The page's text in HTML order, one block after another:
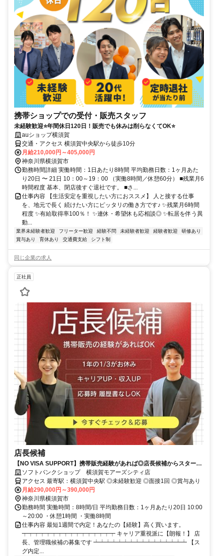
携帯ショップでの受付・販売スタッフ
未経験歓迎⭐年間休日120日！販売でも休みは削らなくてOK⭐
auショップ横須賀
交通・アクセス 横須賀中央駅から徒歩10分
月給210,000円～405,000円
神奈川県横須賀市
勤務時間詳細 実働時間：1日あたり8時間 平均勤務日数：1ヶ月あた
り20日 〜 21日 10：00～19：00 （実働8時間／休憩60分） ■残業月6
時間程度 基本、閉店後すぐ退社です。 ■さ...
仕事内容 【生活安定を重視したい方におススメ】 人と接する仕事
を、地元で長く 続けたい方にピッタリの働き方です♪ ✨残業月6時間
程度 ✨有給取得率100％！ ✨連休・希望休も応相談◎ ✨転居を伴う異
動...
業界未経験者歓迎 フリーター歓迎 経験不問 未経験者歓迎 経験者歓迎
研修あり
賞与あり
育休あり 交通費支給 シフト制
同じ企業の求人
正社員
店長候補
【NO VISA SUPPORT】携帯販売経験があれば◎店長候補からスタート
【残業少なめ＆週休二日制】
ソフトバンクショップ 横須賀モアーズシティ店
アクセス 最寄駅：横須賀中央駅 ◎未経験歓迎 ◎面接1回 ◎賞与あり
月給290,000円～390,000円
神奈川県横須賀市
勤務時間 実働時間：8時間/日 平均勤務日数：1ヶ月あたり20日 10:00
～20:00 ・休憩1時間 ・実働8時間
仕事内容 最短1週間で内定！あなたの【経験】高く買います。
┯┯┯┯┯┯┯┯┯┯┯┯┯┯┯┯ キャリア重視派に【朗報！】 店
長、管理職候補の募集です ┷┷┷┷┷┷┷┷┷┷┷┷┷┷┷┷ 【ス
グ内定...